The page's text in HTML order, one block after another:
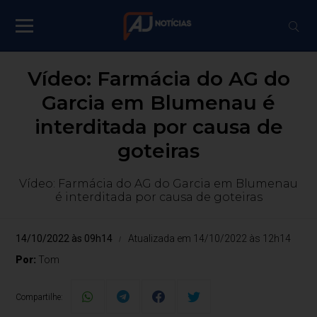
Vídeo: Farmácia do AG do
Garcia em Blumenau é
interditada por causa de
goteiras
Vídeo: Farmácia do AG do Garcia em Blumenau
é interditada por causa de goteiras
14/10/2022 às 09h14
Atualizada em 14/10/2022 às 12h14
Por: Tom
Compartilhe: